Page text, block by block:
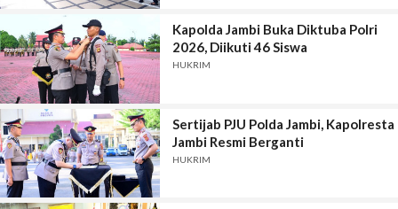
Kapolda Jambi Buka Diktuba Polri
2026, Diikuti 46 Siswa
HUKRIM
Sertijab PJU Polda Jambi, Kapolresta
Jambi Resmi Berganti
HUKRIM